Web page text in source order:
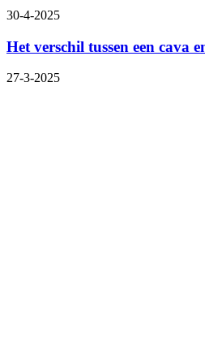
30-4-2025
Het verschil tussen een cava
27-3-2025